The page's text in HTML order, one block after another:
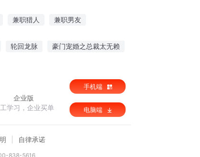
兼职猎人 兼职男友
轮回龙脉 豪门宠婚之总裁太无赖
企业版
学习，企业买单
手机端
电脑端
自律承诺
838-5616